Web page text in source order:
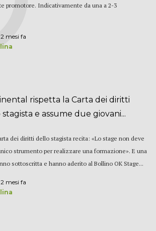
promotore. Indicativamente da una a 2-3
mesi fa
rispetta la Carta dei diritti
e assume due giovani...
dei diritti dello stagista recita: «Lo stage non deve
strumento per realizzare una formazione». E una
sottoscritta e hanno aderito al Bollino OK Stage...
mesi fa